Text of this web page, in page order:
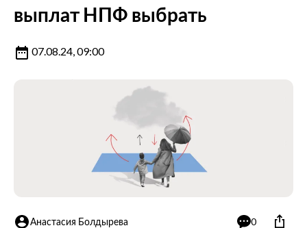
выплат НПФ выбрать
07.08.24, 09:00
Анастасия Болдырева 0